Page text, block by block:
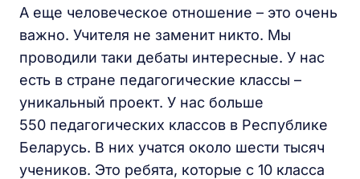
А еще человеческое отношение – это очень
важно. Учителя не заменит никто. Мы
проводили таки дебаты интересные. У нас
есть в стране педагогические классы –
уникальный проект. У нас больше
550 педагогических классов в Республике
Беларусь. В них учатся около шести тысяч
учеников. Это ребята, которые с 10 класса